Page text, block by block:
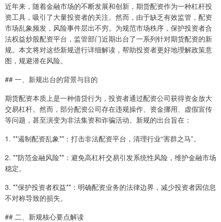
近年来，随着金融市场的不断发展和创新，期货配资作为一种杠杆投
资工具，吸引了大量投资者的关注。然而，由于缺乏有效监管，配资
市场乱象频发，风险事件层出不穷。为规范市场秩序，保护投资者合
法权益炒股配资平台，监管部门近期出台了一系列针对期货配资的新
规。本文将对这些新规进行详细解读，帮助投资者更好地理解政策意
图，规避潜在风险。
## 一、新规出台的背景与目的
期货配资本质上是一种借贷行为，投资者通过配资公司获得资金放大
交易杠杆。然而，部分配资公司存在违规操作、资金挪用、虚假宣传
等问题，甚至演变为非法集资和诈骗活动。新规的出台旨在：
1. **遏制配资乱象**：打击非法配资平台，清理行业“害群之马”。
2. **防范金融风险**：避免高杠杆交易引发系统性风险，维护金融市场
稳定。
3. **保护投资者权益**：明确配资业务的法律边界，减少投资者因信息
不对称导致的损失。
## 二、新规核心要点解读